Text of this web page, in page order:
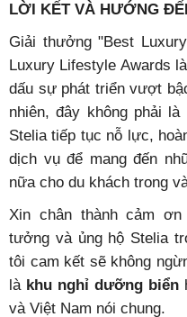
LỜI KẾT VÀ HƯỚNG
Giải thưởng "Best
Luxury Lifestyle Awards
dấu sự phát triển vượt
nhiên, đây không phải
Stelia tiếp tục nỗ lực,
dịch vụ để mang đến
nữa cho du khách trong
Xin chân thành cảm
tưởng và ủng hộ Stelia
tôi cam kết sẽ không
là khu nghỉ dưỡng biển
và Việt Nam nói chung.